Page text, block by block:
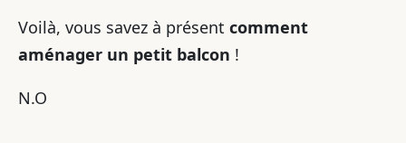
Voilà, vous savez à présent comment
aménager un petit balcon !
N.O